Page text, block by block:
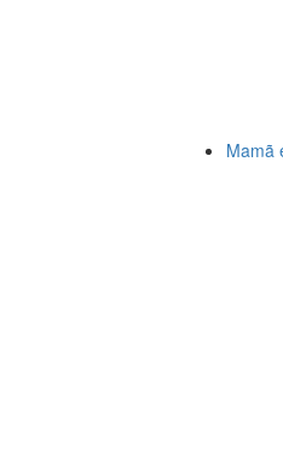
Mamã